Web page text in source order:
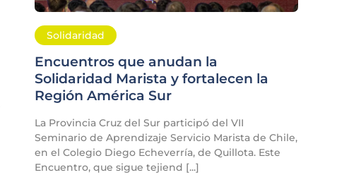
Solidaridad
Encuentros que anudan la
Solidaridad Marista y fortalecen la
Región América Sur
La Provincia Cruz del Sur participó del VII
Seminario de Aprendizaje Servicio Marista de Chile,
en el Colegio Diego Echeverría, de Quillota. Este
Encuentro, que sigue tejiend [...]